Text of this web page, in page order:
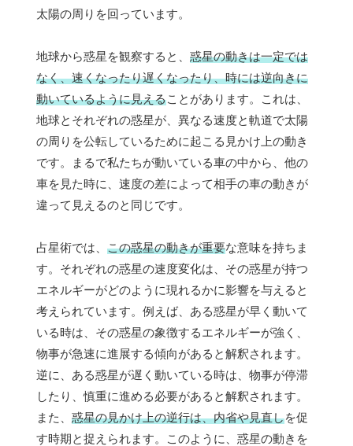
太陽の周りを回っています。
地球から惑星を観察すると、 惑星の動きは一定では
なく、速くなったり遅くなったり、時には逆向きに
動いているように見えることがあります。これは、
地球とそれぞれの惑星が、異なる速度と軌道で太陽
の周りを公転しているために起こる見かけ上の動き
です。まるで私たちが動いている車の中から、他の
車を見た時に、速度の差によって相手の車の動きが
違って見えるのと同じです。
占星術では、 この惑星の動きが重要な意味を持ちま
す。それぞれの惑星の速度変化は、その惑星が持つ
エネルギーがどのように現れるかに影響を与えると
考えられています。例えば、ある惑星が早く動いて
いる時は、その惑星の象徴するエネルギーが強く、
物事が急速に進展する傾向があると解釈されます。
逆に、ある惑星が遅く動いている時は、物事が停滞
したり、慎重に進める必要があると解釈されます。
また、 惑星の見かけ上の逆行は、内省や見直しを促
す時期と捉えられます。このように、惑星の動きを